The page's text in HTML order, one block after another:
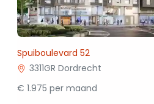
Spuiboulevard 52
3311GR Dordrecht
€ 1.975 per maand